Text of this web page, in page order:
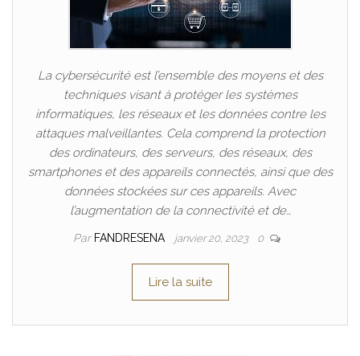
La cybersécurité est l’ensemble des moyens et des
techniques visant à protéger les systèmes
informatiques, les réseaux et les données contre les
attaques malveillantes. Cela comprend la protection
des ordinateurs, des serveurs, des réseaux, des
smartphones et des appareils connectés, ainsi que des
données stockées sur ces appareils. Avec
l’augmentation de la connectivité et de…
Par FANDRESENA janvier 20, 2023 0
Lire la suite